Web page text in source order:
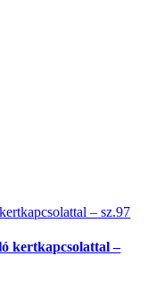
– sz.97
kertkapcsolattal –